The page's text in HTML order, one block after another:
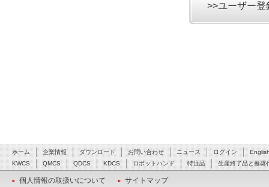
>>ユーザー
ホーム 企業情報 ダウンロード お問い合わせ ニュース ログイン
KWCS
QMCS QDCS KDCS ロボットハンド 特注品 生産終了品と推奨
個人情報の取扱いについて サイトマップ